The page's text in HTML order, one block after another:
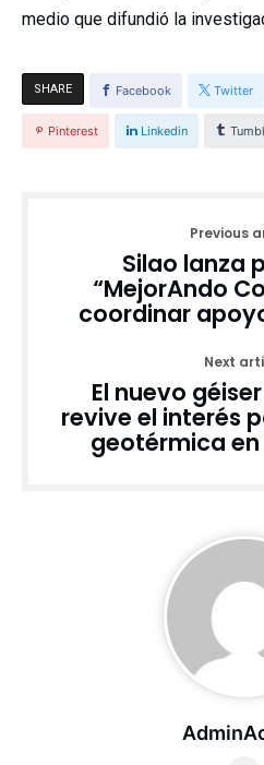
medio que difundió la
SHARE Facebook Twitter
Pinterest Linkedin
Previous
Silao lanza
“MejorAndo
coordinar
Next
El nuevo
revive el interés
geotérmica